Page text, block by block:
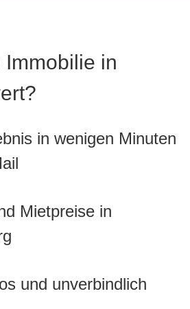
Immobilie in
in wenigen Minuten
Mietpreise in
und unverbindlich